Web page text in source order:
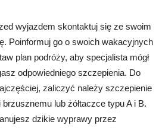
wyjazdem skontaktuj się ze swoim
Poinformuj go o swoich wakacyjnych
plan podróży, aby specjalista mógł
odpowiedniego szczepienia. Do
zaliczyć należy szczepienie
lub żółtaczce typu A i B.
dzikie wyprawy przez